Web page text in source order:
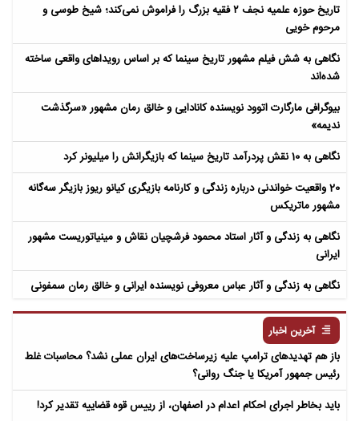
تاریخ حوزه علمیه نجف ۲ فقیه بزرگ را فراموش نمی‌کند؛ شیخ طوسی و
مرحوم خویی
نگاهی به شش فیلم مشهور تاریخ سینما که بر اساس رویداهای واقعی ساخته
شده‌اند
بیوگرافی مارگارت اتوود نویسنده کانادایی و خالق رمان مشهور «سرگذشت
ندیمه»
نگاهی به 10 نقش پردرآمد تاریخ سینما که بازیگرانش را میلیونر کرد
20 واقعیت خواندنی درباره زندگی و کارنامه بازیگری کیانو ریوز بازیگر سه‌گانه
مشهور ماتریکس
نگاهی به زندگی و آثار استاد محمود فرشچیان نقاش و مینیاتوریست مشهور
ایرانی
نگاهی به زندگی و آثار عباس معروفی نویسنده ایرانی و خالق رمان سمفونی
آخرین اخبار
باز هم تهدیدهای ترامپ علیه زیرساخت‌های ایران عملی نشد؟ محاسبات غلط
رئیس جمهور آمریکا یا جنگ روانی؟
باید بخاطر اجرای احکام اعدام در اصفهان، از رییس قوه قضاییه تقدیر کرد!